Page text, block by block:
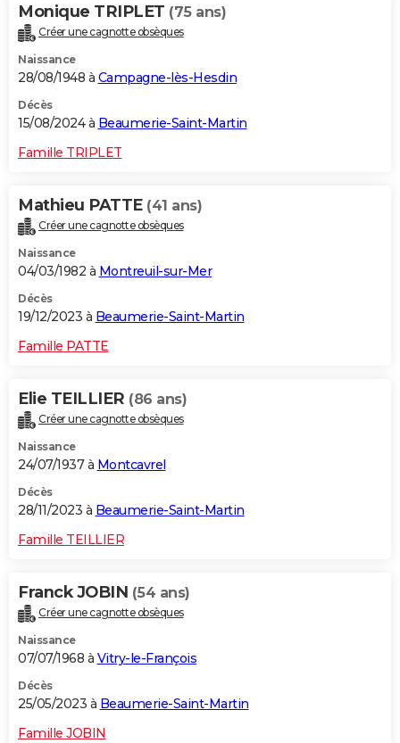
Monique TRIPLET (75 ans)
Créer une cagnotte obsèques
Naissance
28/08/1948 à Campagne-lès-Hesdin
Décès
15/08/2024 à Beaumerie-Saint-Martin
Famille TRIPLET
Mathieu PATTE (41 ans)
Créer une cagnotte obsèques
Naissance
04/03/1982 à Montreuil-sur-Mer
Décès
19/12/2023 à Beaumerie-Saint-Martin
Famille PATTE
Elie TEILLIER (86 ans)
Créer une cagnotte obsèques
Naissance
24/07/1937 à Montcavrel
Décès
28/11/2023 à Beaumerie-Saint-Martin
Famille TEILLIER
Franck JOBIN (54 ans)
Créer une cagnotte obsèques
Naissance
07/07/1968 à Vitry-le-François
Décès
25/05/2023 à Beaumerie-Saint-Martin
Famille JOBIN